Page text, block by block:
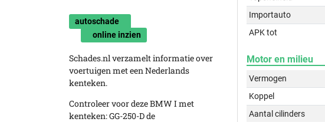
autoschade
online inzien
Schades.nl verzamelt informatie over
voertuigen met een Nederlands
kenteken.
Controleer voor deze BMW I met
kenteken: GG-250-D de
Importauto
APK tot
Motor en milieu
Vermogen
Koppel
Aantal cilinders